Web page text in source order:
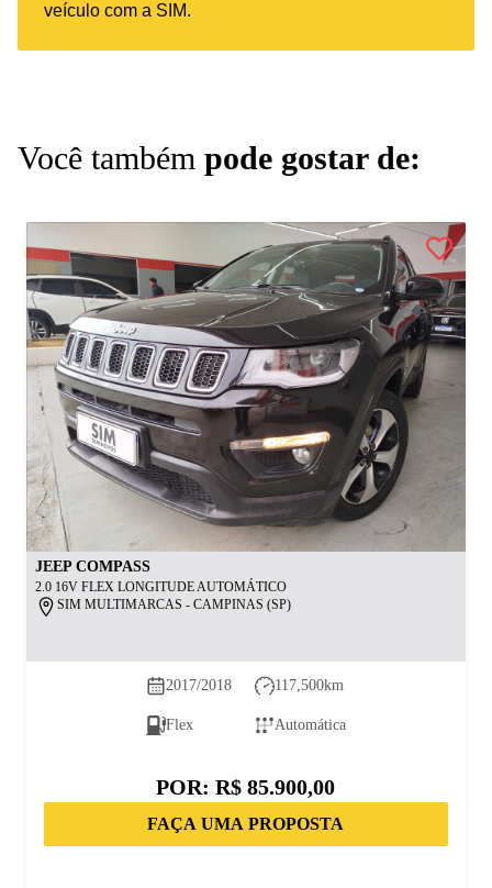
veículo com a SIM.
Você também pode gostar de:
JEEP COMPASS
2.0 16V FLEX LONGITUDE AUTOMÁTICO
SIM MULTIMARCAS - CAMPINAS (SP)
2017/2018 117,500km
Flex Automática
POR:R$ 85.900,00
FAÇA UMA PROPOSTA